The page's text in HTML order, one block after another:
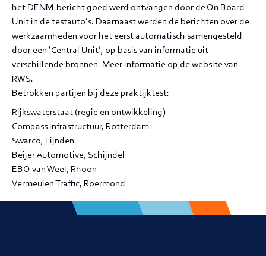
het DENM-bericht goed werd ontvangen door de On Board
Unit in de testauto’s. Daarnaast werden de berichten over de
werkzaamheden voor het eerst automatisch samengesteld
door een ‘Central Unit’, op basis van informatie uit
verschillende bronnen. Meer informatie op de website van
RWS.
Betrokken partijen bij deze praktijktest:
Rijkswaterstaat (regie en ontwikkeling)
Compass Infrastructuur, Rotterdam
Swarco, Lijnden
Beijer Automotive, Schijndel
EBO van Weel, Rhoon
Vermeulen Traffic, Roermond